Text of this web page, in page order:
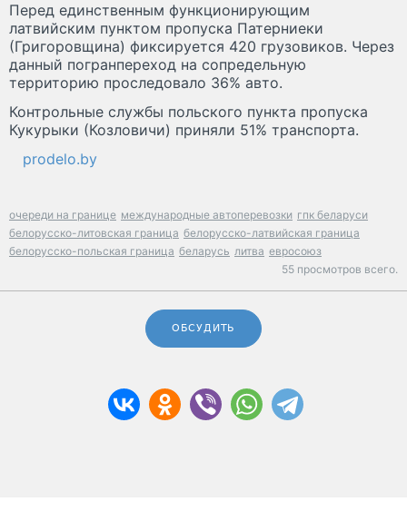
Перед единственным функционирующим
латвийским пунктом пропуска Патерниеки
(Григоровщина) фиксируется 420 грузовиков. Через
данный погранпереход на сопредельную
территорию проследовало 36% авто.
Контрольные службы польского пункта пропуска
Кукурыки (Козловичи) приняли 51% транспорта.
prodelo.by
очереди на границе международные автоперевозки гпк беларуси
белорусско-литовская граница белорусско-латвийская граница
белорусско-польская граница беларусь литва евросоюз
55 просмотров всего.
ОБСУДИТЬ